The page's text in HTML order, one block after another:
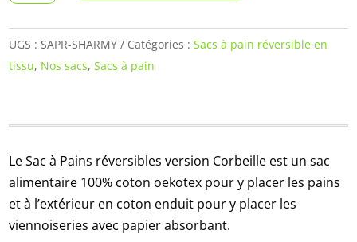
à
pain
réversible
UGS :SAPR-SHARMY Catégories :Sacs à pain réversible en
tissu, Nos sacs,Sacs à pain
Le Sac à Pains réversibles version Corbeille est un sac
alimentaire 100% coton oekotex pour y placer les pains
et à l’extérieur en coton enduit pour y placer les
viennoiseries avec papier absorbant.